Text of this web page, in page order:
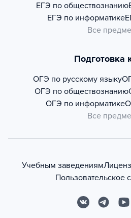
ЕГЭ по обществознанию
ЕГЭ по информатике
Все
Подготовка
ОГЭ по русскому языку
ОГЭ по обществознанию
ОГЭ по информатике
Все
Учебным заведениям
Пользовательское